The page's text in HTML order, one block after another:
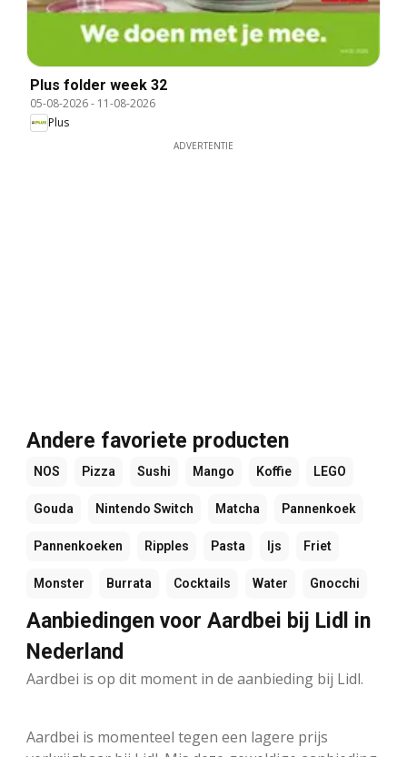
Plus folder week 32
05-08-2026- 11-08-2026
Plus
ADVERTENTIE
Andere favoriete producten
NOS Pizza Sushi Mango Koffie LEGO
Gouda Nintendo Switch Matcha Pannenkoek
Pannenkoeken Ripples Pasta Ijs Friet
Monster Burrata Cocktails Water Gnocchi
Aanbiedingen voor Aardbei bij Lidl in
Nederland
Aardbei is op dit moment in de aanbieding bij Lidl.
Aardbei is momenteel tegen een lagere prijs